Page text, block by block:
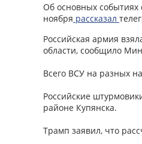
Об основных событиях
ноября рассказал
Российская армия
области, сообщило
Всего ВСУ на разных
Российские
районе Купянска.
Трамп заявил, что